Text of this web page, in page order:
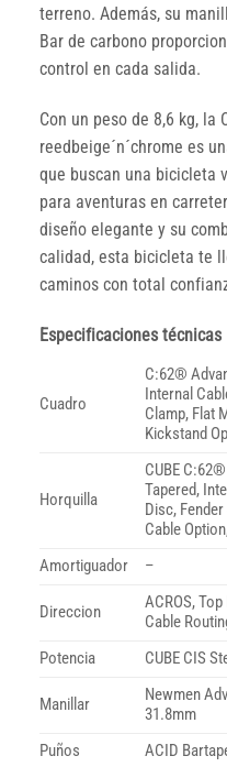
terreno. Además, su
Bar de carbono
control en cada salida.
Con un peso de 8,6 kg, la
reedbeige´n´chrome es
que buscan una bicicleta
para aventuras en
diseño elegante y su
calidad, esta bicicleta te
caminos con total
Especificaciones técnicas
Cuadro
C:62®
Internal
Clamp, Flat
Kickstand
Horquilla
CUBE
Tapered,
Disc,
Cable
Amortiguador
–
Direccion
ACROS,
Cable
Potencia
CUBE CIS
Manillar
Newmen
31.8mm
Puños
ACID